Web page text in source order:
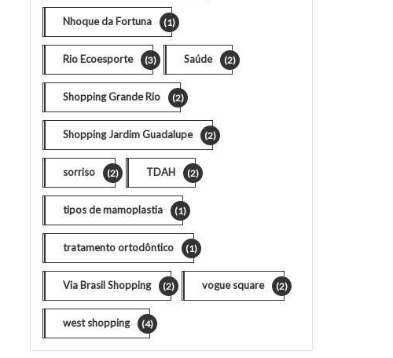
Nhoque da Fortuna (1)
Rio Ecoesporte (3) Saúde (2)
Shopping Grande Rio (2)
Shopping Jardim Guadalupe (2)
sorriso (2) TDAH (2)
tipos de mamoplastia (1)
tratamento ortodôntico (1)
Via Brasil Shopping (2) vogue square (2)
west shopping (4)